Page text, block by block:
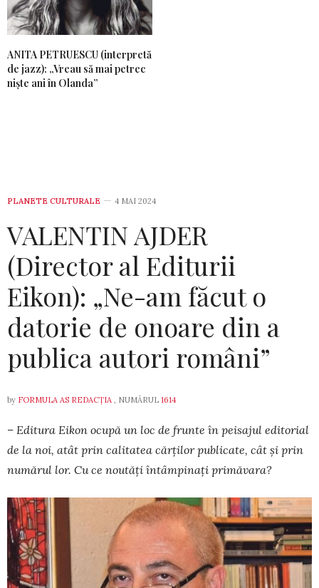
ANITA PETRUESCU (interpretă
de jazz): „Vreau să mai petrec
niște ani în Olanda”
PLANETE CULTURALE 4 MAI 2024
VALENTIN AJDER
(Director al Editurii
Eikon): „Ne-am făcut o
datorie de onoare din a
publica autori români”
by FORMULA AS REDACȚIA , NUMĂRUL 1614
– Editura Eikon ocupă un loc de frunte în peisajul editorial
de la noi, atât prin calitatea cărților publicate, cât și prin
numărul lor. Cu ce noutăți întâmpinați primăvara?